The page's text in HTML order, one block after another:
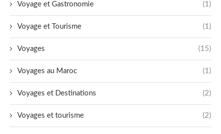
Voyage et Gastronomie (1)
Voyage et Tourisme (1)
Voyages (15)
Voyages au Maroc (1)
Voyages et Destinations (2)
Voyages et tourisme (2)